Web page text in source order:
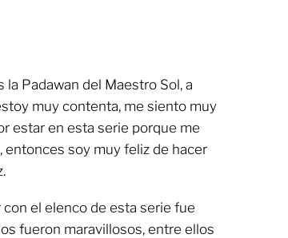
la Padawan del Maestro Sol, a
muy contenta, me siento muy
estar en esta serie porque me
soy muy feliz de hacer
el elenco de esta serie fue
fueron maravillosos, entre ellos